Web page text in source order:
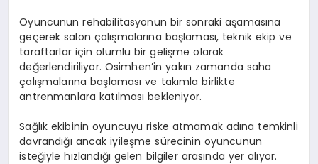
Oyuncunun rehabilitasyonun bir sonraki aşamasına
geçerek salon çalışmalarına başlaması, teknik ekip ve
taraftarlar için olumlu bir gelişme olarak
değerlendiriliyor. Osimhen’in yakın zamanda saha
çalışmalarına başlaması ve takımla birlikte
antrenmanlara katılması bekleniyor.
Sağlık ekibinin oyuncuyu riske atmamak adına temkinli
davrandığı ancak iyileşme sürecinin oyuncunun
isteğiyle hızlandığı gelen bilgiler arasında yer alıyor.